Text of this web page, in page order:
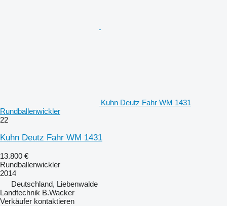
Kuhn Deutz Fahr WM 1431
Rundballenwickler
22
Kuhn Deutz Fahr WM 1431
13.800 €
Rundballenwickler
2014
Deutschland, Liebenwalde
Landtechnik B.Wacker
Verkäufer kontaktieren